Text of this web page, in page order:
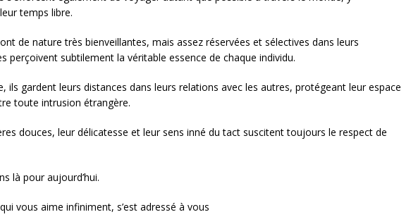
temps libre.
de nature très bienveillantes, mais assez réservées et sélectives dans leurs
perçoivent subtilement la véritable essence de chaque individu.
ils gardent leurs distances dans leurs relations avec les autres, protégeant leur espace
toute intrusion étrangère.
douces, leur délicatesse et leur sens inné du tact suscitent toujours le respect de
là pour aujourd’hui.
vous aime infiniment, s’est adressé à vous